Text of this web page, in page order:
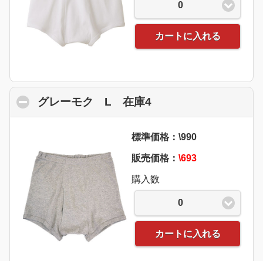
0
カートに入れる
グレーモク L 在庫4click to collapse
標準価格：\990
販売価格： \693
購入数
0
カートに入れる